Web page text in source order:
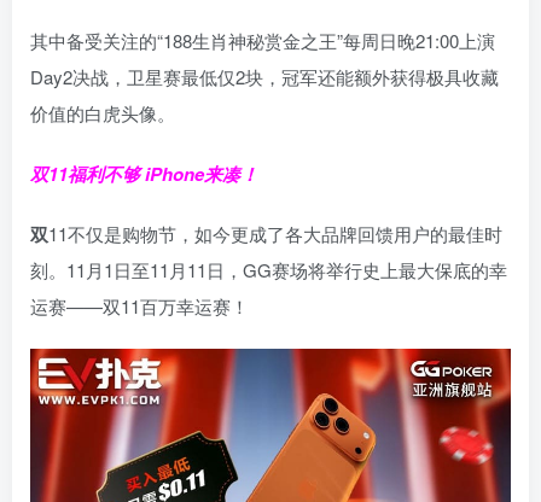
其中备受关注的“188生肖神秘赏金之王”每周日晚21:00上演
Day2决战，卫星赛最低仅2块，冠军还能额外获得极具收藏
价值的白虎头像。
双11福利不够 iPhone来凑！
双11不仅是购物节，如今更成了各大品牌回馈用户的最佳时
刻。11月1日至11月11日，GG赛场将举行史上最大保底的幸
运赛——双11百万幸运赛！